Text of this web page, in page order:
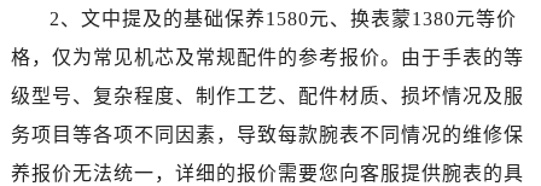
2、文中提及的基础保养1580元、换表蒙1380元等价
格，仅为常见机芯及常规配件的参考报价。由于手表的等
级型号、复杂程度、制作工艺、配件材质、损坏情况及服
务项目等各项不同因素，导致每款腕表不同情况的维修保
养报价无法统一，详细的报价需要您向客服提供腕表的具